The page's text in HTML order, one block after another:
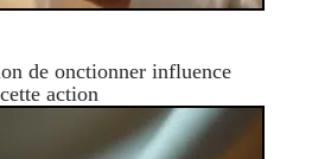
de onctionner influence
action